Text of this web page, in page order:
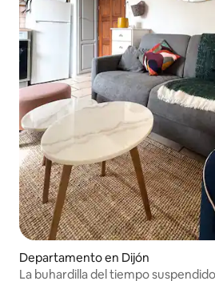
Departamento en Dijón
La buhardilla del tiempo